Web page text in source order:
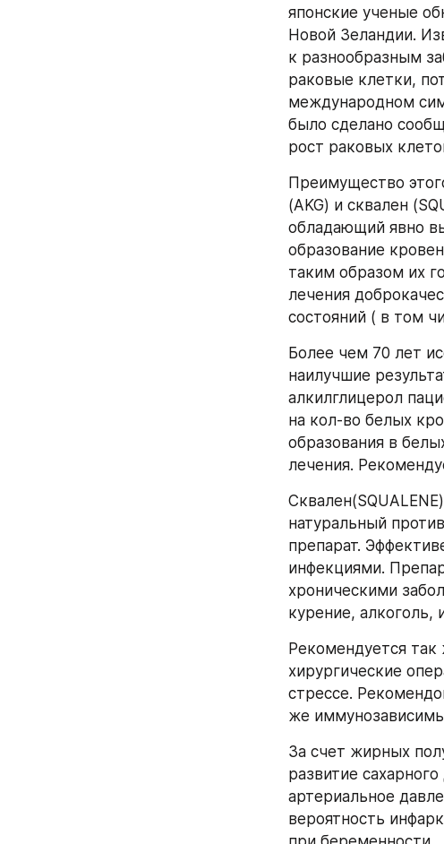
японские ученые
Новой Зеландии.
к разнообразным
раковые клетки,
международном
было сделано
рост раковых
Преимущество
(AKG) и сквален
обладающий явно
образование
таким образом их
лечения
состояний ( в том
Более чем 70 лет
наилучшие
алкилглицерол
на кол-во белых
образования в
лечения.
натуральный
препарат.
инфекциями.
хроническими
курение, алкоголь,
Рекомендуется
хирургические
стрессе.
же
За счет жирных
развитие
артериальное
вероятность